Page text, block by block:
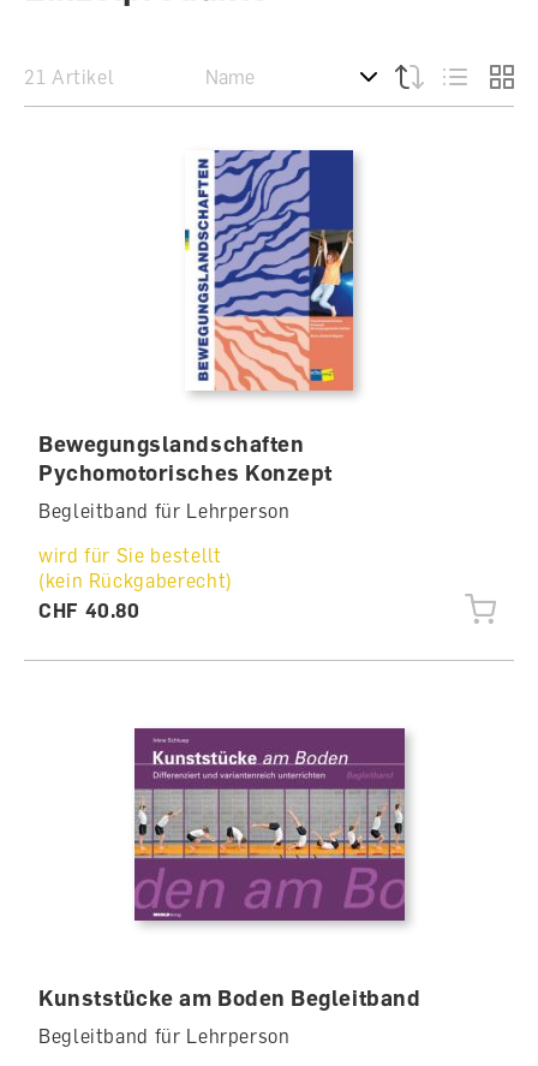
21 Artikel
Bewegungslandschaften
Pychomotorisches Konzept
Begleitband für Lehrperson
wird für Sie bestellt
(kein Rückgaberecht)
CHF 40.80
Kunststücke am Boden Begleitband
Begleitband für Lehrperson